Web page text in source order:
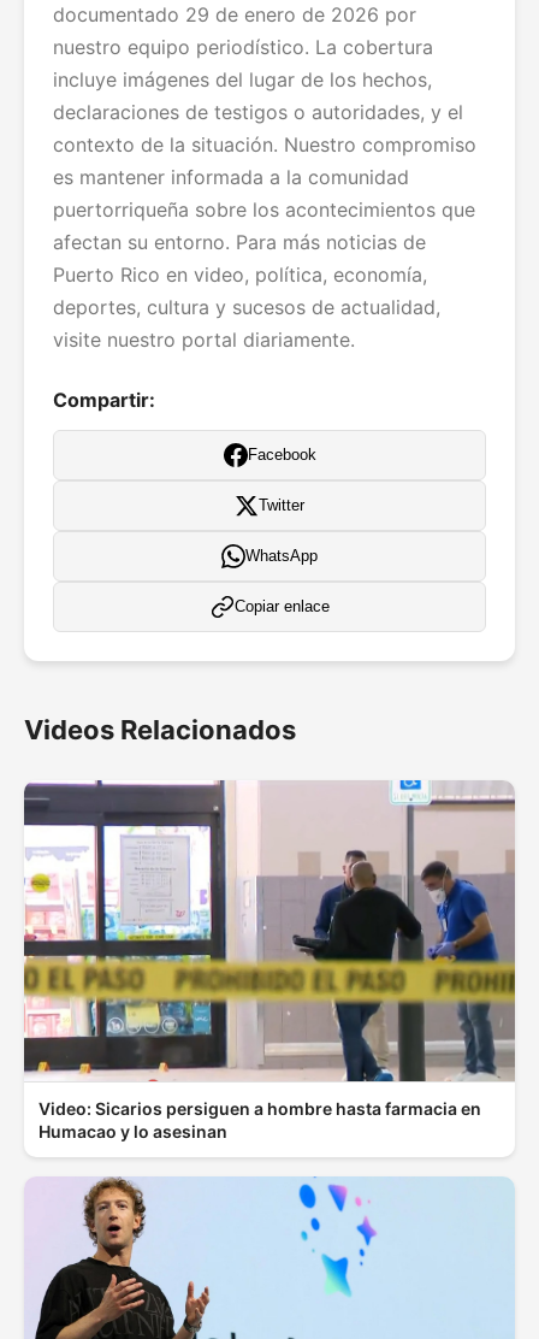
documentado 29 de enero de 2026 por
nuestro equipo periodístico. La cobertura
incluye imágenes del lugar de los hechos,
declaraciones de testigos o autoridades, y el
contexto de la situación. Nuestro compromiso
es mantener informada a la comunidad
puertorriqueña sobre los acontecimientos que
afectan su entorno. Para más noticias de
Puerto Rico en video, política, economía,
deportes, cultura y sucesos de actualidad,
visite nuestro portal diariamente.
Compartir:
Facebook
Twitter
WhatsApp
Copiar enlace
Videos Relacionados
Video: Sicarios persiguen a hombre hasta farmacia en
Humacao y lo asesinan